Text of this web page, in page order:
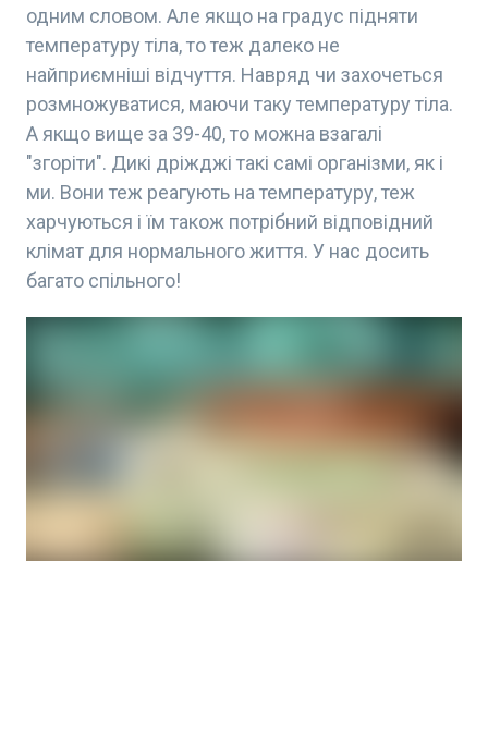
одним словом. Але якщо на градус підняти
температуру тіла, то теж далеко не
найприємніші відчуття. Навряд чи захочеться
розмножуватися, маючи таку температуру тіла.
А якщо вище за 39-40, то можна взагалі
"згоріти". Дикі дріжджі такі самі організми, як і
ми. Вони теж реагують на температуру, теж
харчуються і їм також потрібний відповідний
клімат для нормального життя. У нас досить
багато спільного!